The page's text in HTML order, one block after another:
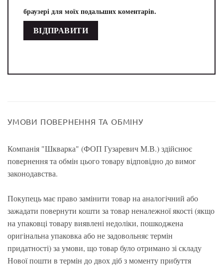
браузері для моїх подальших коментарів.
УМОВИ ПОВЕРНЕННЯ ТА ОБМІНУ
Компанія "Шкварка" (ФОП Гузаревич М.В.) здійснює
повернення та обмін цього товару відповідно до вимог
законодавства.
Покупець має право замінити товар на аналогічний або
зажадати повернути кошти за товар неналежної якості (якщо
на упаковці товару виявлені недоліки, пошкоджена
оригінальна упаковка або не задовольняє термін
придатності) за умови, що товар було отримано зі складу
Нової пошти в термін до двох діб з моменту прибуття